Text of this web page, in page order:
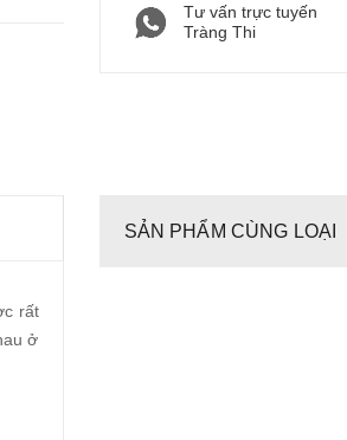
Tư vấn trực tuyến
Tràng Thi
rất
ở
SẢN PHẨM CÙNG LOẠI